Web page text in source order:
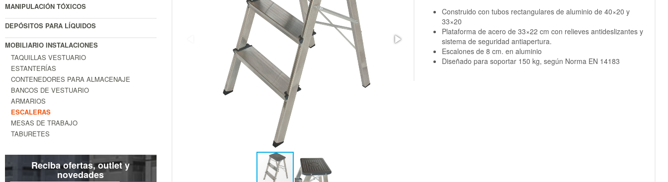
MANIPULACIÓN TÓXICOS
DEPÓSITOS PARA LÍQUIDOS
MOBILIARIO INSTALACIONES
TAQUILLAS VESTUARIO
ESTANTERÍAS
CONTENEDORES PARA ALMACENAJE
BANCOS DE VESTUARIO
ARMARIOS
ESCALERAS
MESAS DE TRABAJO
TABURETES
Reciba ofertas, outlet y
novedades
Construido con tubos rectangulares de aluminio de 40×20 y
33×20
Plataforma de acero de 33×22 cm con relieves antideslizantes y
sistema de seguridad antiapertura.
Escalones de 8 cm. en aluminio
Diseñado para soportar 150 kg, según Norma EN 14183